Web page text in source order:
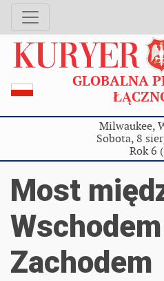
GLOBALNA
Milwaukee,
Sobota, 8
Rok 6
Most
Zachodem